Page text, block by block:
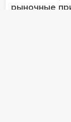
рыночные